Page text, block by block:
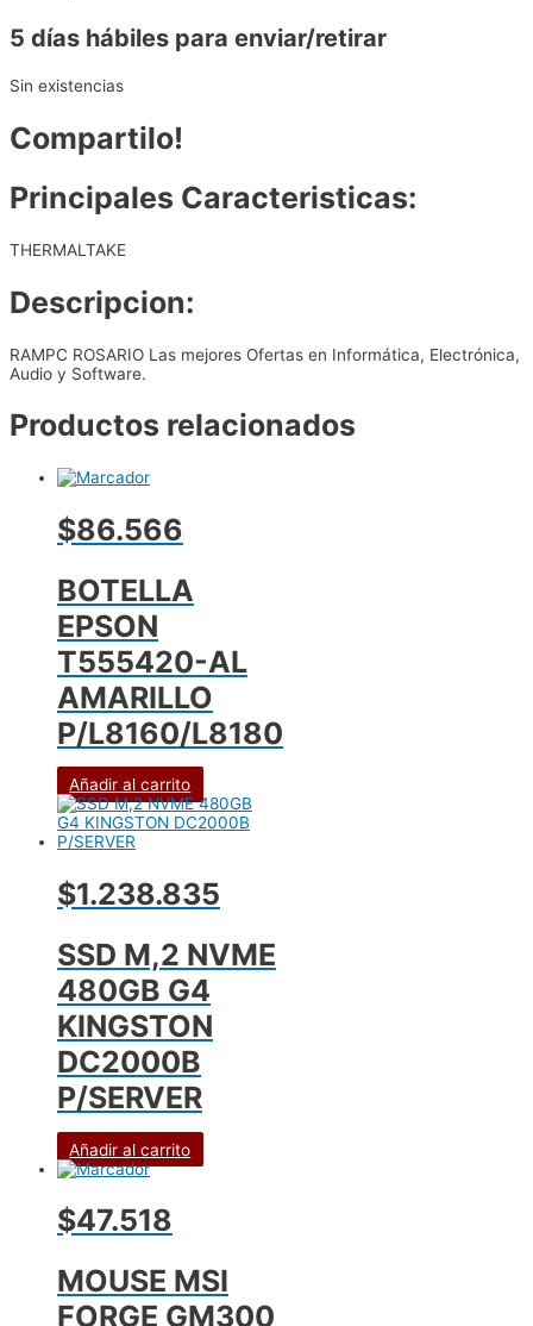
5 días hábiles para enviar/retirar
Sin existencias
Compartilo!
Principales Caracteristicas:
THERMALTAKE
Descripcion:
RAMPC ROSARIO Las mejores Ofertas en Informática, Electrónica,
Audio y Software.
Productos relacionados
$86.566
BOTELLA
EPSON
T555420-AL
AMARILLO
P/L8160/L8180
Añadir al carrito
$1.238.835
SSD M,2 NVME
480GB G4
KINGSTON
DC2000B
P/SERVER
Añadir al carrito
$47.518
MOUSE MSI
FORGE GM300